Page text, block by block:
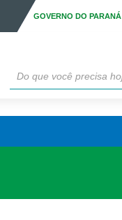
GOVERNO DO PARANÁ